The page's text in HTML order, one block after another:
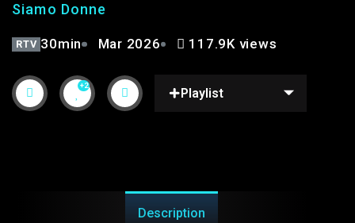
Siamo Donne
RTV 30min Mar 2026 117.9K views
+2
Playlist
Description